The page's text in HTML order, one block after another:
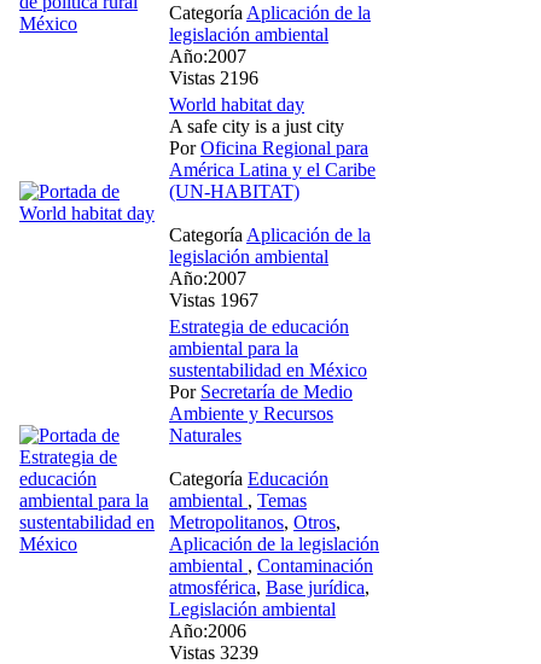
Categoría Aplicación de la
legislación ambiental
Año:2007
Vistas 2196
World habitat day
A safe city is a just city
PorOficina Regional para
América Latina y el Caribe
(UN-HABITAT)
Categoría Aplicación de la
legislación ambiental
Año:2007
Vistas 1967
Estrategia de educación
ambiental para la
sustentabilidad en México
Por Secretaría de Medio
Ambiente y Recursos
Naturales
Categoría Educación
ambiental , Temas
Metropolitanos, Otros,
Aplicación de la legislación
ambiental , Contaminación
atmosférica, Base jurídica,
Legislación ambiental
Año:2006
Vistas 3239